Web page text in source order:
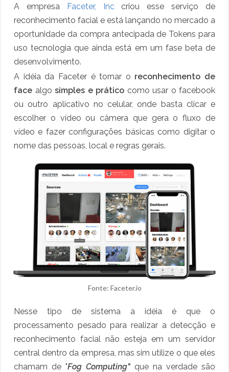
A empresa Faceter, Inccriou esse serviço de
reconhecimento facial e está lançando no mercado a
oportunidade da compra antecipada de Tokens para
uso tecnologia que ainda está em um fase beta de
desenvolvimento.
A idéia da Faceter é tornar o reconhecimento de
face algo simples e prático como usar o facebook
ou outro aplicativo no celular, onde basta clicar e
escolher o vídeo ou câmera que gera o fluxo de
vídeo e fazer configurações básicas como digitar o
nome das pessoas, local e regras gerais.
Fonte: Faceter.io
Nesse tipo de sistema a idéia é que o
processamento pesado para realizar a detecção e
reconhecimento facial não esteja em um servidor
central dentro da empresa, mas sim utilize o que eles
chamam de "Fog Computing" que na verdade são